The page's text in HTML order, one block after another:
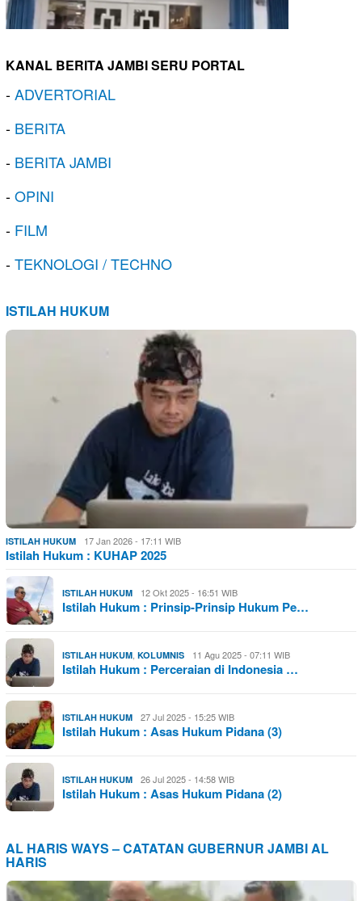
KANAL BERITA JAMBI SERU PORTAL
-ADVERTORIAL
- BERITA
- BERITA JAMBI
-OPINI
- FILM
-TEKNOLOGI / TECHNO
ISTILAH HUKUM
ISTILAH HUKUM 17 Jan 2026 - 17:11 WIB
Istilah Hukum : KUHAP 2025
ISTILAH HUKUM 12 Okt 2025 - 16:51 WIB
Istilah Hukum : Prinsip-Prinsip Hukum Pe…
ISTILAH HUKUM, KOLUMNIS 11 Agu 2025 - 07:11 WIB
Istilah Hukum : Perceraian di Indonesia …
ISTILAH HUKUM 27 Jul 2025 - 15:25 WIB
Istilah Hukum : Asas Hukum Pidana (3)
ISTILAH HUKUM 26 Jul 2025 - 14:58 WIB
Istilah Hukum : Asas Hukum Pidana (2)
AL HARIS WAYS – CATATAN GUBERNUR JAMBI AL
HARIS